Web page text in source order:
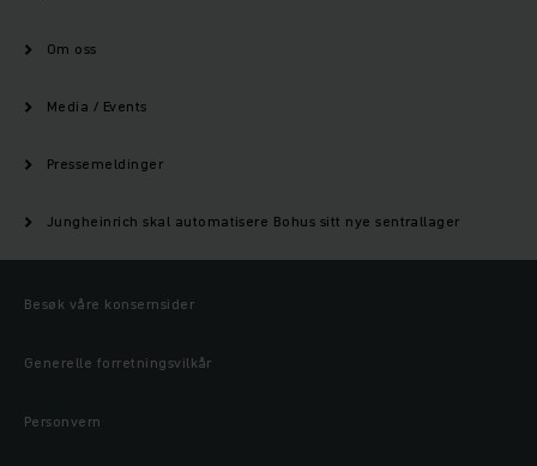
Om oss
Media / Events
Pressemeldinger
Jungheinrich skal automatisere Bohus sitt nye sentrallager
Besøk våre konsernsider
Generelle forretningsvilkår
Personvern